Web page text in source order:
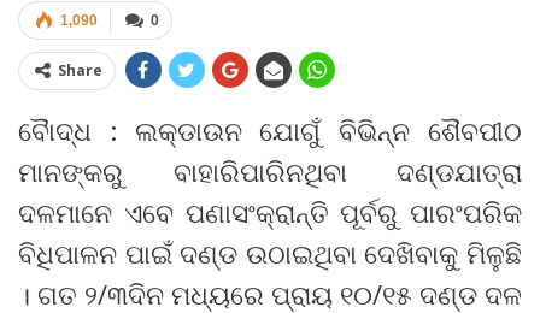
0
1,090
Share
ବୈାଦ୍ଧ : ଲକ୍‌ଡାଉନ ଯୋଗୁଁ ବିଭିନ୍ନ ଶୈବପୀଠ
ମାନଙ୍କରୁ ବାହାରିପାରିନଥିବା ଦଣ୍ଡଯାତ୍ରା
ଦଳମାନେ ଏବେ ପଣାସଂକ୍ରାନ୍ତି ପୂର୍ବରୁ ପାରଂପରିକ
ବିଧିପାଳନ ପାଇଁ ଦଣ୍ଡ ଉଠାଇଥିବା ଦେଖିବାକୁ ମିଳୁଛି
। ଗତ ୨/୩ଦିନ ମଧ୍ୟରେ ପ୍ରାୟ ୧୦/୧୫ ଦଣ୍ଡ ଦଳ